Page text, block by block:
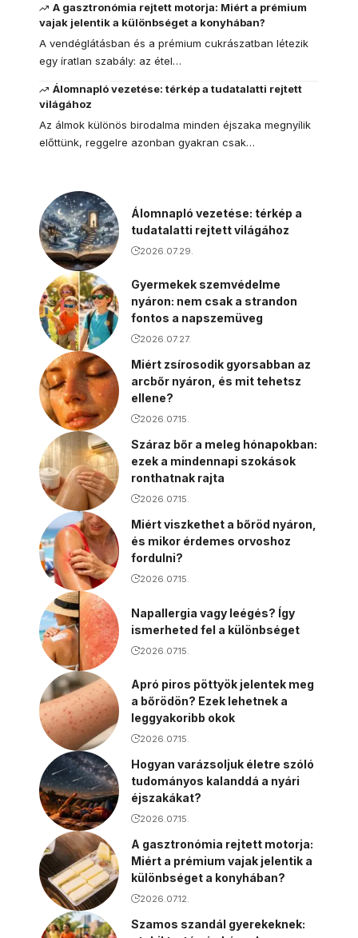
A gasztronómia rejtett motorja: Miért a prémium
vajak jelentik a különbséget a konyhában?
A vendéglátásban és a prémium cukrászatban létezik
egy íratlan szabály: az étel…
Álomnapló vezetése: térkép a tudatalatti rejtett
világához
Az álmok különös birodalma minden éjszaka megnyílik
előttünk, reggelre azonban gyakran csak…
Álomnapló vezetése: térkép a
tudatalatti rejtett világához
2026.07.29.
Gyermekek szemvédelme
nyáron: nem csak a strandon
fontos a napszemüveg
2026.07.27.
Miért zsírosodik gyorsabban az
arcbőr nyáron, és mit tehetsz
ellene?
2026.07.15.
Száraz bőr a meleg hónapokban:
ezek a mindennapi szokások
ronthatnak rajta
2026.07.15.
Miért viszkethet a bőröd nyáron,
és mikor érdemes orvoshoz
fordulni?
2026.07.15.
Napallergia vagy leégés? Így
ismerheted fel a különbséget
2026.07.15.
Apró piros pöttyök jelentek meg
a bőrödön? Ezek lehetnek a
leggyakoribb okok
2026.07.15.
Hogyan varázsoljuk életre szóló
tudományos kalanddá a nyári
éjszakákat?
2026.07.15.
A gasztronómia rejtett motorja:
Miért a prémium vajak jelentik a
különbséget a konyhában?
2026.07.12.
Szamos szandál gyerekeknek: